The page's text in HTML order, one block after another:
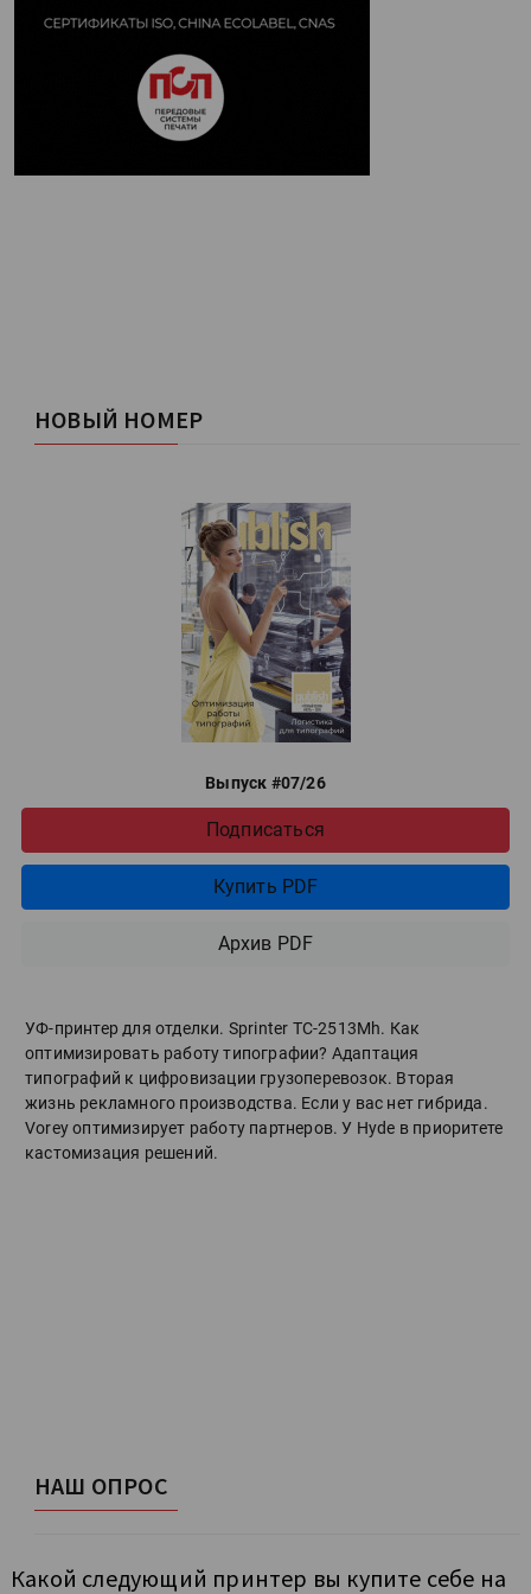
НОВЫЙ НОМЕР
Выпуск #07/26
Подписаться
Купить PDF
Архив PDF
УФ-принтер для отделки. Sprinter ТС-2513Mh. Как
оптимизировать работу типографии? Адаптация
типографий к цифровизации грузоперевозок. Вторая
жизнь рекламного производства. Если у вас нет гибрида.
Vorey оптимизирует работу партнеров. У Hyde в приоритете
кастомизация решений.
НАШ ОПРОС
Какой следующий принтер вы купите себе на